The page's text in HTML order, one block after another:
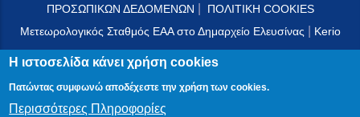
ΠΡΟΣΩΠΙΚΩΝ ΔΕΔΟΜΕΝΩΝ
ΠΟΛΙΤΙΚΗ COOKIES
Μετεωρολογικός Σταθμός ΕΑΑ στο Δημαρχείο Ελευσίνας
Kerio
Mail Server
Η ιστοσελίδα κάνει χρήση cookies
Πατώντας συμφωνώ αποδέχεστε την χρήση των cookies.
Περισσότερες Πληροφορίες